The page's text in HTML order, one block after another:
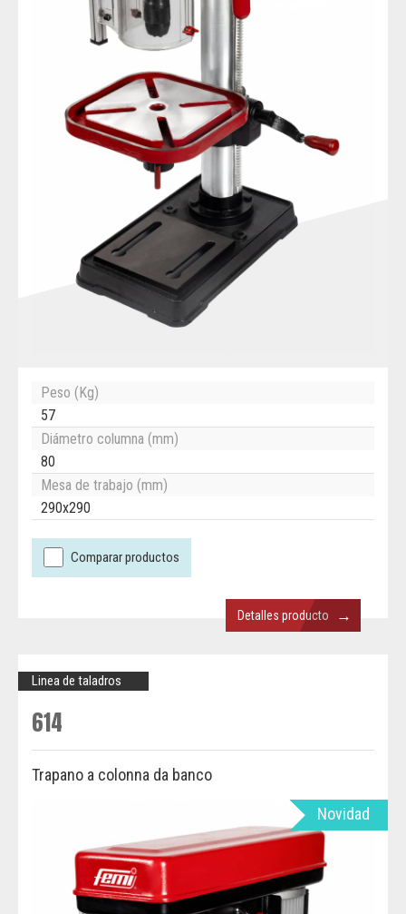
Peso (Kg)
57
Diámetro columna (mm)
80
Mesa de trabajo (mm)
290x290
Comparar productos
Detalles producto →
Linea de taladros
614
Trapano a colonna da banco
Novidad